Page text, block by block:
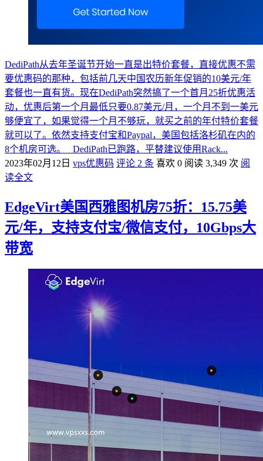
DediPath从去年圣诞节开始一直是出特价套餐，直接优惠不需
要优惠码的那种，包括前几天中国农历新年促销的10美元/年
套餐也一直有货。现在DediPath突然搞了一个首月25折优惠活
动，优惠后第一个月最低只要0.87美元/月，一个月不到一美元
够便宜了，如果觉得一个月不够玩，就买之前的年付特价套餐
就可以了。依然支持支付宝和Paypal，美国包括洛杉矶在内的
8个机房可选。 DediPath已跑路，平替建议使用Rack...
2023年02月12日 vps优惠码 评论 2 条 喜欢 0 阅读 3,349 次 阅
读全文
EdgeVirt美国西雅图机房75折：15.75美
元/年，支持支付宝/微信支付，10Gbps大
带宽